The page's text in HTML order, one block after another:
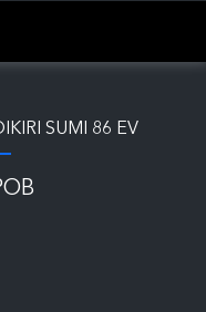
SUMI 86 EV